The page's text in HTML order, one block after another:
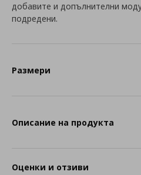
добавите и допълнителни
подредени.
Размери
Описание на продукта
Оценки и отзиви